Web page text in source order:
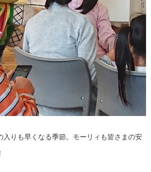
入りも早くなる季節。モーリィも皆さまの安